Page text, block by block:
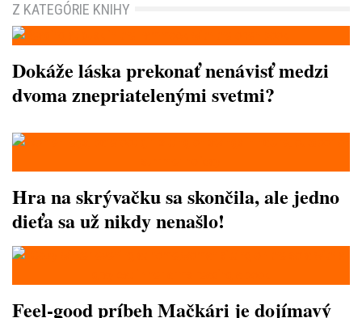
Z KATEGÓRIE KNIHY
Dokáže láska prekonať nenávisť medzi
dvoma znepriatelenými svetmi?
Hra na skrývačku sa skončila, ale jedno
dieťa sa už nikdy nenašlo!
Feel-good príbeh Mačkári je dojímavý